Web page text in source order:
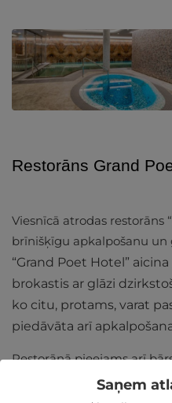
Restorāns Grand
Viesnīcā atrodas restorāns
brīnišķīgu apkalpošanu un
“Grand Poet Hotel”
brokastis ar glāzi
ko citu, protams, varat
piedāvāta arī
Restorānā pieejams arī
mīļos ļoti elegantā
pašu radītus kokteiļus un
Saņem